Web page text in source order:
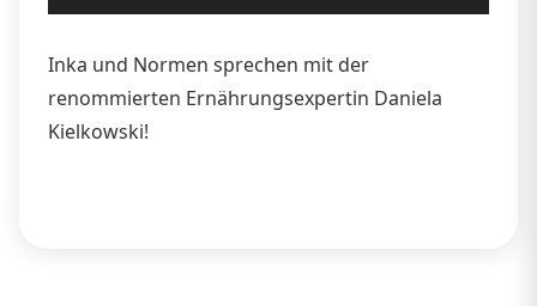
Player
Inka und Normen sprechen mit der
renommierten Ernährungsexpertin Daniela
Kielkowski!